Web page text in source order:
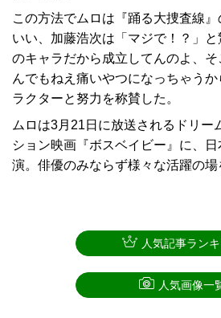
この方法でムロは『踊る大捜査線
いい、加藤浩次は「マジで！？」
のキャラだから成立してんのよ、
んでもねえ痛いやつになっちゃう
ラクターと努力を称賛した。
ムロは3月21日に放送されるドリー
ション映画『ボスベイビー』に、
演。俳優のみならず様々な活躍の場
人気記事ラン
人気画像一